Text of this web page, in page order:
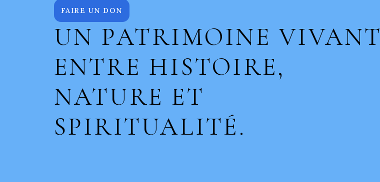
FAIRE UN DON
UN PATRIMOINE VIVANT
ENTRE HISTOIRE,
NATURE ET
SPIRITUALITÉ.